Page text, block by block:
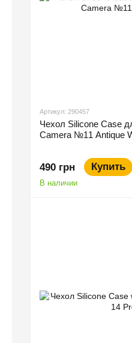
Артикул: 290457
Чехол Silicone Сase
Camera №11 Antique
490 грн Купить
В наличии